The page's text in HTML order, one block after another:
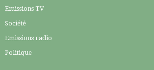
Emissions TV
Société
Emissions radio
Politique